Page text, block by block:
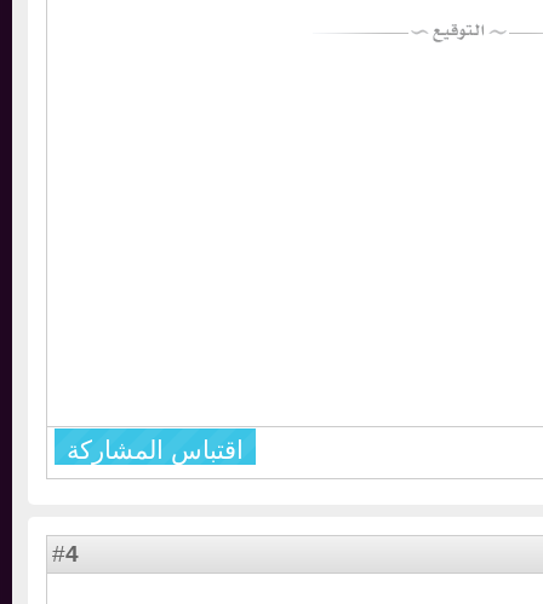
اقتباس المشاركة